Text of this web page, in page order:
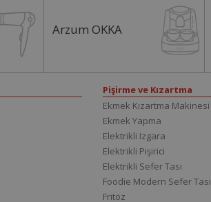
Arzum OKKA
Pişirme ve Kızartma
Ekmek Kızartma Makinesi
Ekmek Yapma
Elektrikli Izgara
Elektrikli Pişirici
Elektrikli Sefer Tası
Foodie Modern Sefer Tası
Fritöz